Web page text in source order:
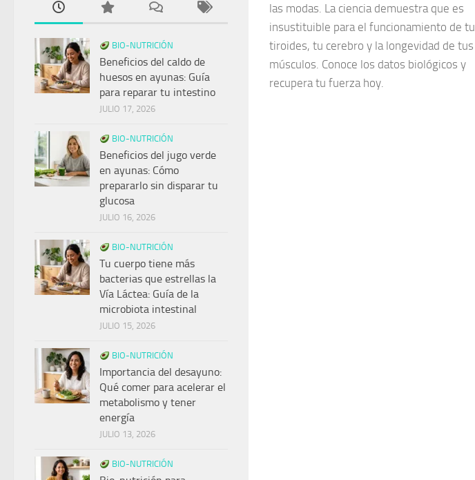
las modas. La ciencia demuestra que es
insustituible para el funcionamiento de tu
tiroides, tu cerebro y la longevidad de tus
músculos. Conoce los datos biológicos y
recupera tu fuerza hoy.
BIO-NUTRICIÓN
Beneficios del caldo de
huesos en ayunas: Guía
para reparar tu intestino
JULIO 17, 2026
BIO-NUTRICIÓN
Beneficios del jugo verde
en ayunas: Cómo
prepararlo sin disparar tu
glucosa
JULIO 16, 2026
BIO-NUTRICIÓN
Tu cuerpo tiene más
bacterias que estrellas la
Vía Láctea: Guía de la
microbiota intestinal
JULIO 15, 2026
BIO-NUTRICIÓN
Importancia del desayuno:
Qué comer para acelerar el
metabolismo y tener
energía
JULIO 13, 2026
BIO-NUTRICIÓN